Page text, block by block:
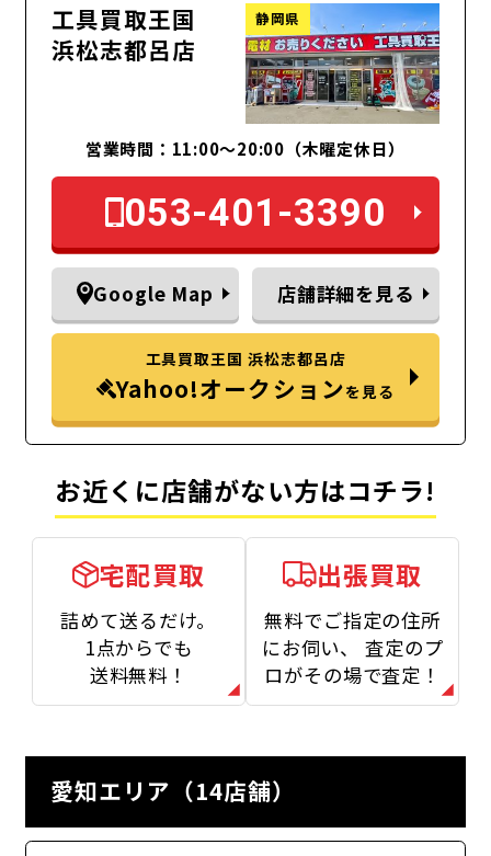
工具買取王国
浜松志都呂店
静岡県
営業時間：11:00～20:00（木曜定休日）
053-401-3390
Google Map 店舗詳細を見る
工具買取王国 浜松志都呂店
Yahoo!オークションを見る
お近くに店舗がない方はコチラ!
宅配買取
詰めて送るだけ。
1点からでも
送料無料！
出張買取
無料でご指定の住所
にお伺い、
査定のプ
ロがその場で査定！
愛知エリア（14店舗）